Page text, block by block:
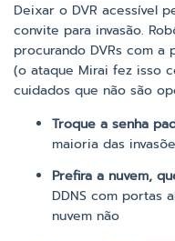
Deixar o DVR acessível
convite para invasão.
procurando DVRs com
(o ataque Mirai fez isso
cuidados que não são
Troque a senha
maioria das
Prefira a nuvem,
DDNS com portas
nuvem não